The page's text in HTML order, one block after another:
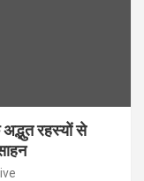
रहस्यों से